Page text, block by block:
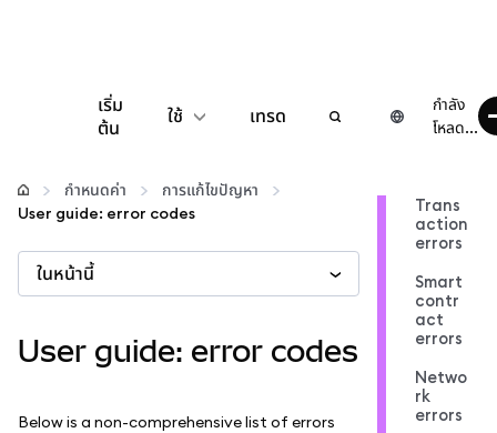
เริ่ม
ต้น
ใช้
กำหนดค่า
เว็บ 3 เพิ่มเติม
รักษาความปลอดภัย
เทรด
กำลัง
โหลด...
กำหนดค่า
การแก้ไขปัญหา
User guide: error codes
ในหน้านี้
User guide: error codes
Below is a non-comprehensive list of errors
Trans
action
errors
Smart
contr
act
errors
Netwo
rk
errors